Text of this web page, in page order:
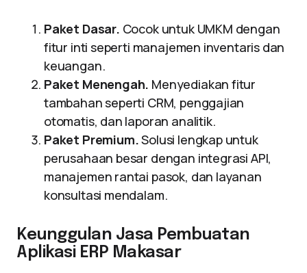
Paket Dasar. Cocok untuk UMKM dengan
fitur inti seperti manajemen inventaris dan
keuangan.
Paket Menengah. Menyediakan fitur
tambahan seperti CRM, penggajian
otomatis, dan laporan analitik.
Paket Premium.Solusi lengkap untuk
perusahaan besar dengan integrasi API,
manajemen rantai pasok, dan layanan
konsultasi mendalam.
Keunggulan Jasa Pembuatan
Aplikasi ERP Makasar